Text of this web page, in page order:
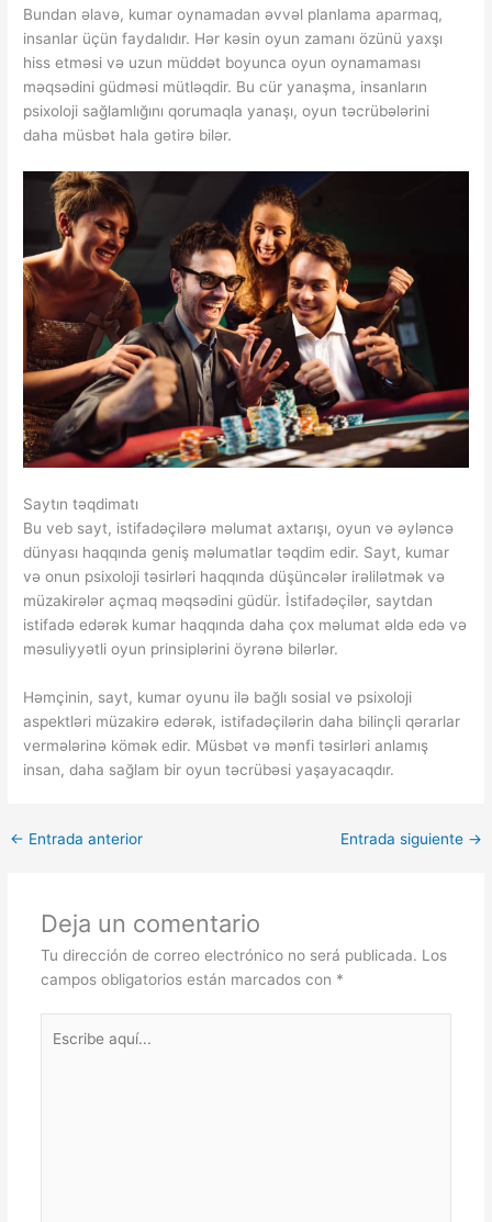
Bundan əlavə, kumar oynamadan əvvəl planlama aparmaq,
insanlar üçün faydalıdır. Hər kəsin oyun zamanı özünü yaxşı
hiss etməsi və uzun müddət boyunca oyun oynamaması
məqsədini güdməsi mütləqdir. Bu cür yanaşma, insanların
psixoloji sağlamlığını qorumaqla yanaşı, oyun təcrübələrini
daha müsbət hala gətirə bilər.
Saytın təqdimatı
Bu veb sayt, istifadəçilərə məlumat axtarışı, oyun və əyləncə
dünyası haqqında geniş məlumatlar təqdim edir. Sayt, kumar
və onun psixoloji təsirləri haqqında düşüncələr irəlilətmək və
müzakirələr açmaq məqsədini güdür. İstifadəçilər, saytdan
istifadə edərək kumar haqqında daha çox məlumat əldə edə və
məsuliyyətli oyun prinsiplərini öyrənə bilərlər.
Həmçinin, sayt, kumar oyunu ilə bağlı sosial və psixoloji
aspektləri müzakirə edərək, istifadəçilərin daha bilinçli qərarlar
vermələrinə kömək edir. Müsbət və mənfi təsirləri anlamış
insan, daha sağlam bir oyun təcrübəsi yaşayacaqdır.
← Entrada anterior Entrada siguiente →
Deja un comentario
Tu dirección de correo electrónico no será publicada. Los
campos obligatorios están marcados con *
aquí...